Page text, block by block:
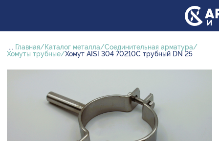
... Главная Каталог металла
Соединительная арматура
Хомуты трубные Хомут AISI 304 70210С трубный DN 25